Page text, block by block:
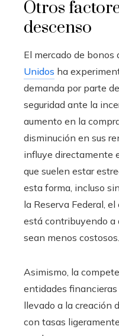
Otros
descenso
El mercado de bonos
Unidos ha
demanda por parte
seguridad ante la
aumento en la
disminución en sus
influye directamente
que suelen estar
esta forma, incluso
la Reserva Federal,
está contribuyendo a
sean menos costosos.
Asimismo, la
entidades
llevado a la creación
con tasas